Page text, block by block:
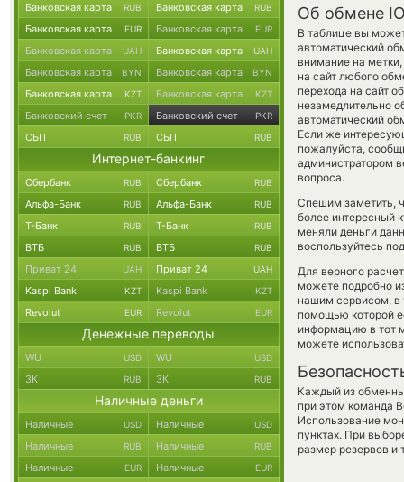
Об обмене
В таблице вы
автоматический
внимание на
на сайт любого
перехода на сайт
незамедлительно
автоматический
Если же
пожалуйста,
администратором
вопроса.
Спешим заметить,
более интересный
меняли деньги
воспользуйтесь
Для верного
можете подробно
нашим сервисом,
помощью которой
информацию в тот
можете
Каждый из
при этом команда
Использование
пунктах. При
размер резервов и
Банковская карта RUB Банковская карта RUB
Банковская карта EUR Банковская карта EUR
Банковская карта UAH Банковская карта UAH
Банковская карта BYN Банковская карта BYN
Банковская карта KZT Банковская карта KZT
Банковский счет PKR Банковский счет PKR
СБП RUB СБП RUB
Интернет-банкинг
Сбербанк RUB Сбербанк RUB
Альфа-Банк RUB Альфа-Банк RUB
Т-Банк RUB Т-Банк RUB
ВТБ RUB ВТБ RUB
Приват 24 UAH Приват 24 UAH
Kaspi Bank KZT Kaspi Bank KZT
Revolut EUR Revolut EUR
Денежные переводы
WU USD WU USD
ЗК RUB ЗК RUB
Наличные деньги
Наличные USD Наличные USD
Наличные RUB Наличные RUB
Наличные EUR Наличные EUR